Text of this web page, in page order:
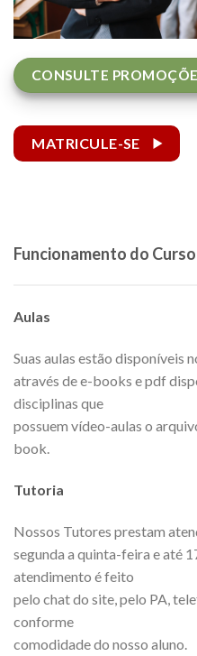
CONSULTE
MATRICULE-SE
Funcionamento do Curso
Aulas
Suas aulas estão disponíveis
através de e-books e pdf
disciplinas que
possuem vídeo-aulas o
book.
Tutoria
Nossos Tutores prestam
segunda a quinta-feira e até
atendimento é feito
pelo chat do site, pelo PA,
conforme
comodidade do nosso aluno.